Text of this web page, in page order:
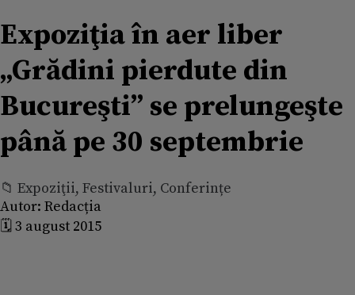
Expoziţia în aer liber
„Grădini pierdute din
Bucureşti” se prelungeşte
până pe 30 septembrie
📁 Expoziţii, Festivaluri, Conferințe
Autor: Redacția
🗓️ 3 august 2015